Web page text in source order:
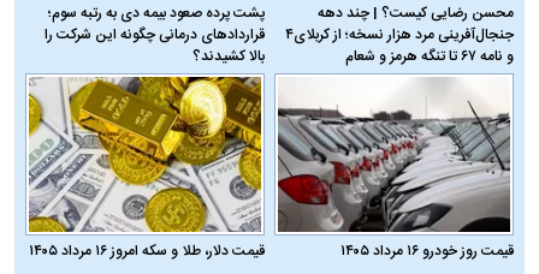
محسن رضایی کیست؟ | چند دهه
جنجال‌آفرینی مرد هزار نسخه؛ از کربلای۴
و نامه ۶۷ تا تنگه هرمز و شعام
پشت پرده صعود بیمه دی به رتبه سوم؛
قراردادهای درمانی چگونه این شرکت را
بالا کشیدند؟
قیمت روز خودرو ۱۶ مرداد ۱۴۰۵
قیمت دلار، طلا و سکه امروز ۱۶ مرداد ۱۴۰۵